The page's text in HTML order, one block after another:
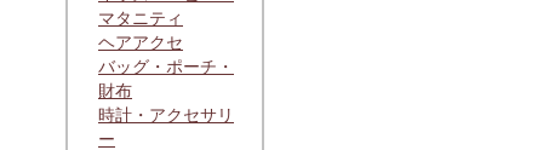
マタニティ
ヘアアクセ
バッグ・ポーチ・
財布
時計・アクセサリ
ー